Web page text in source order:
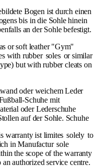
Bogen ist durch einen
bis in die Sohle hinein
an der Sohle befestigt.
or soft leather "Gym"
with rubber soles or similar
but with rubber cleats on
oder weichem Leder
Schuhe mit
oder Lederschuhe
auf der Sohle. Schuhe
warranty ist limites solely to
in Manufactur sole
the scope of the warranty
authorized service centre.